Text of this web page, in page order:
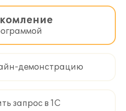
демонстрацию
запрос в 1С